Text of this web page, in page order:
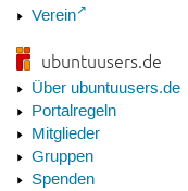
Verein
ubuntuusers.de
Über ubuntuusers.de
Portalregeln
Mitglieder
Gruppen
Spenden